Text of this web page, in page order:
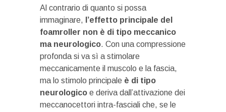
Al contrario di quanto si possa
immaginare, l’effetto principale del
foamroller non è di tipo meccanico
ma neurologico. Con una compressione
profonda si va sì a stimolare
meccanicamente il muscolo e la fascia,
ma lo stimolo principale è di tipo
neurologico e deriva dall’attivazione dei
meccanocettori intra-fasciali che, se le